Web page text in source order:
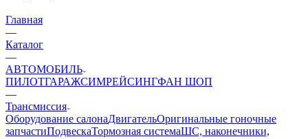
Главная
—
Каталог
—
АВТОМОБИЛЬ
ПИЛОТГАРАЖСИМРЕЙСИНГФАН ШОП
—
Трансмиссия
Оборудование салонаДвигательОригинальные гоночные
запчастиПодвескаТормозная системаШС, наконечники,